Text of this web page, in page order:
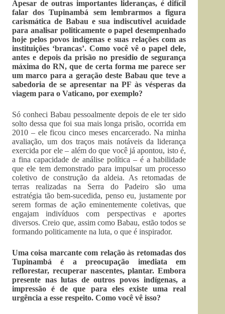
Apesar de outras importantes lideranças, é difícil
falar dos Tupinambá sem lembrarmos a figura
carismática de Babau e sua indiscutível acuidade
para analisar politicamente o papel desempenhado
hoje pelos povos indígenas e suas relações com as
instituições ‘brancas’. Como você vê o papel dele,
antes e depois da prisão no presídio de segurança
máxima do RN, que de certa forma me parece ser
um marco para a geração deste Babau que teve a
sabedoria de se apresentar na PF às vésperas da
viagem para o Vaticano, por exemplo?
Só conheci Babau pessoalmente depois de ele ter sido
solto dessa que foi sua mais longa prisão, ocorrida em
2010 – ele ficou cinco meses encarcerado. Na minha
avaliação, um dos traços mais notáveis da liderança
exercida por ele – além do que você já apontou, isto é,
a fina capacidade de análise política – é a habilidade
que ele tem demonstrado para impulsar um processo
coletivo de construção da aldeia. As retomadas de
terras realizadas na Serra do Padeiro são uma
estratégia tão bem-sucedida, penso eu, justamente por
serem formas de ação eminentemente coletivas, que
engajam indivíduos com perspectivas e aportes
diversos. Creio que, assim como Babau, estão todos se
formando politicamente na luta, o que é inspirador.
Uma coisa marcante com relação às retomadas dos
Tupinambá é a preocupação imediata em
reflorestar, recuperar nascentes, plantar. Embora
presente nas lutas de outros povos indígenas, a
impressão é de que para eles existe uma real
urgência a esse respeito. Como você vê isso?